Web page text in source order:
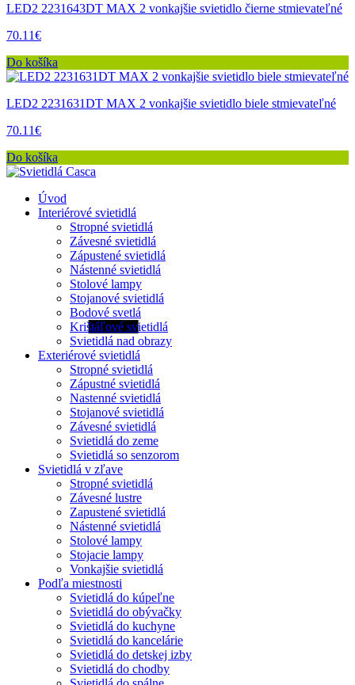
LED2 2231643DT MAX 2 vonkajšie svietidlo čierne stmievateľné
70.11€
Do košíka
LED2 2231631DT MAX 2 vonkajšie svietidlo biele stmievateľné
70.11€
Do košíka
Úvod
Interiérové svietidlá
Stropné svietidlá
Závesné svietidlá
Zápustené svietidlá
Nástenné svietidlá
Stolové lampy
Stojanové svietidlá
Bodové svetlá
Krištáľové svietidlá
Svietidlá nad obrazy
Exteriérové svietidlá
Stropné svietidlá
Zápustné svietidlá
Nastenné svietidlá
Stojanové svietidlá
Závesné svietidlá
Svietidlá do zeme
Svietidlá so senzorom
Svietidlá v zľave
Stropné svietidlá
Závesné lustre
Zapustené svietidlá
Nástenné svietidlá
Stolové lampy
Stojacie lampy
Vonkajšie svietidlá
Podľa miestnosti
Svietidlá do kúpeľne
Svietidlá do obývačky
Svietidlá do kuchyne
Svietidlá do kancelárie
Svietidlá do detskej izby
Svietidlá do chodby